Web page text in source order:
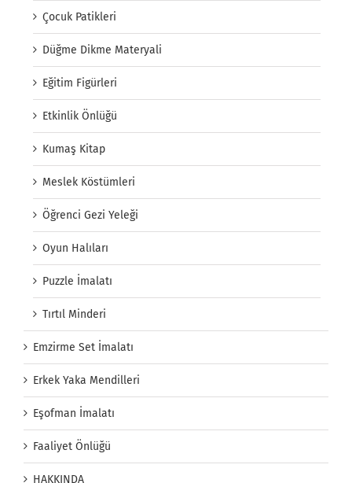
Çocuk Patikleri
Düğme Dikme Materyali
Eğitim Figürleri
Etkinlik Önlüğü
Kumaş Kitap
Meslek Köstümleri
Öğrenci Gezi Yeleği
Oyun Halıları
Puzzle İmalatı
Tırtıl Minderi
Emzirme Set İmalatı
Erkek Yaka Mendilleri
Eşofman İmalatı
Faaliyet Önlüğü
HAKKINDA